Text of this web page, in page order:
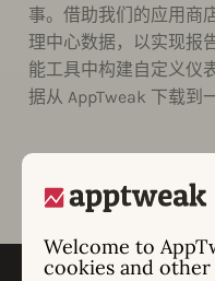
Welcome to
cookies and
事。借助我们的应用商
理中心数据，以实现报
能工具中构建自定义仪
据从 AppTweak 下载到